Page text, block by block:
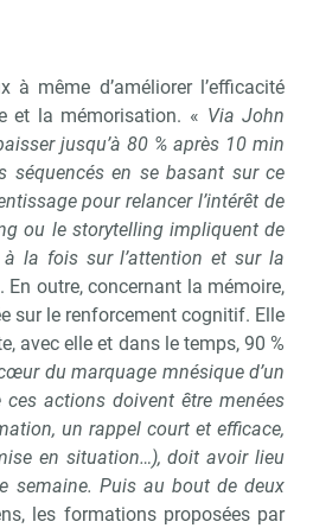
même d’améliorer l’efficacité
et la mémorisation. « Via John
jusqu’à 80 % après 10 min
séquencés en se basant sur ce
pour relancer l’intérêt de
ou le storytelling impliquent de
la fois sur l’attention et sur la
En outre, concernant la mémoire,
sur le renforcement cognitif. Elle
avec elle et dans le temps, 90 %
du marquage mnésique d’un
actions doivent être menées
un rappel court et efficace,
en situation…), doit avoir lieu
semaine. Puis au bout de deux
les formations proposées par
déjà ! Je déciderai plus tard